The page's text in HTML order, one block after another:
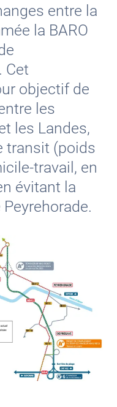
entre la
la BARO
Cet
objectif de
les
les Landes,
transit (poids
travail, en
évitant la